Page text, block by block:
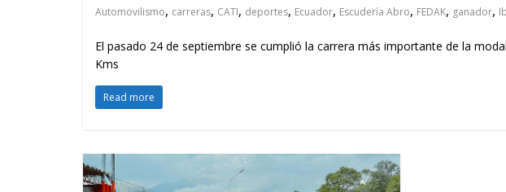
Automovilismo, carreras, CATI, deportes, Ecuador, Escudería Abro, FEDAK, ganador,
El pasado 24 de septiembre se cumplió la carrera más importante de la
Kms
Read more